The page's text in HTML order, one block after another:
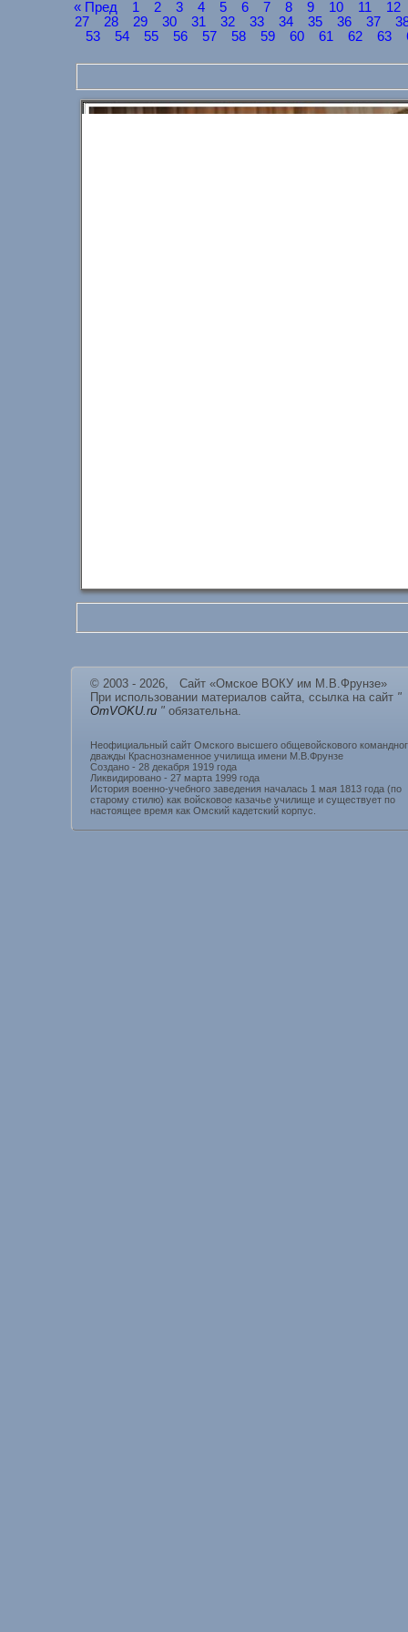
« Пред 1 2 3 4 5 6 7 8 9 10 11
12
27
28 29 30 31 32 33 34 35 36 37
53
54 55 56 57 58 59 60 61 62 63
© 2003 - 2026, Сайт «Омское ВОКУ им М.В.Фрунзе»
При использовании материалов сайта, ссылка на сайт "
OmVOKU.ru " обязательна.
Неофициальный сайт Омского высшего общевойскового
дважды Краснознаменное училища имени М.В.Фрунзе
Создано - 28 декабря 1919 года
Ликвидировано - 27 марта 1999 года
История военно-учебного заведения началась 1 мая 1813 года (по
старому стилю) как войсковое казачье училище и существует по
настоящее время как Омский кадетский корпус.